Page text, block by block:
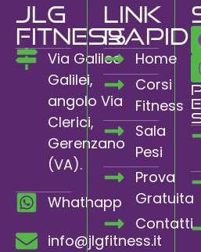
JLG
FITNESS
Via Galileo
Galilei,
angolo Via
Clerici,
Gerenzano
(VA).
Whathapp
info@jlgfitness.it
Link
rapidi
Home
Corsi
Fitness
Sala
Pesi
Prova
Gratuita
Contatti
e